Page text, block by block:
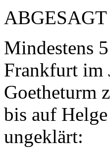
Mindestens
Frankfurt im
Goetheturm
bis auf
ungeklärt: